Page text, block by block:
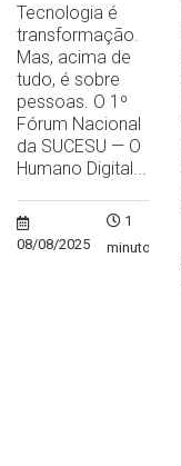
Tecnologia é
transformação.
Mas, acima de
tudo, é sobre
pessoas. O 1º
Fórum Nacional
da SUCESU — O
Humano Digital...
08/08/2025
1
minuto